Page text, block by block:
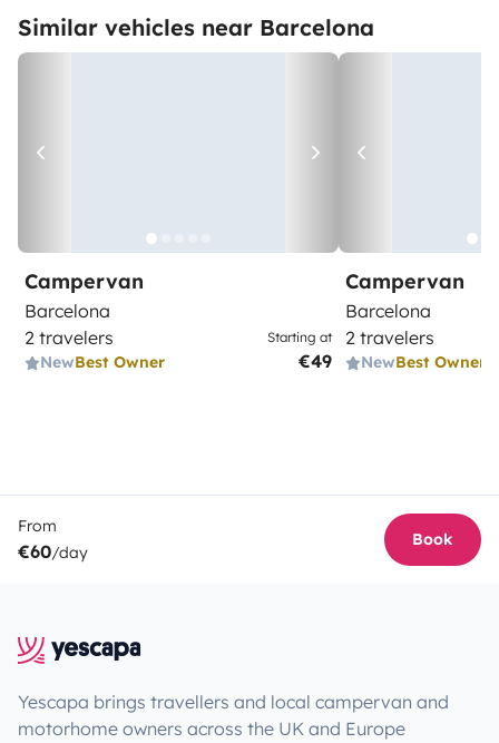
Similar vehicles near Barcelona
Campervan
Barcelona
2 travelers
NewBest Owner
Starting at
€49
Campervan
Barcelona
2 travelers
NewBest Owner
From
€60/day
Book
Yescapa brings travellers and local campervan and
motorhome owners across the UK and Europe